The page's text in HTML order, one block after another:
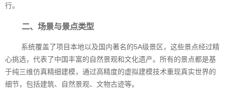
行。
二、场景与景点类型
系统覆盖了项目本地以及国内著名的5A级景区，这些景点经过精
心挑选，代表了中国丰富的自然景观和文化遗产。所有的景点都是基
于纯三维仿真精细建模，通过高精度的虚拟建模技术重现真实世界的
细节，包括建筑、自然景观、文物古迹等。